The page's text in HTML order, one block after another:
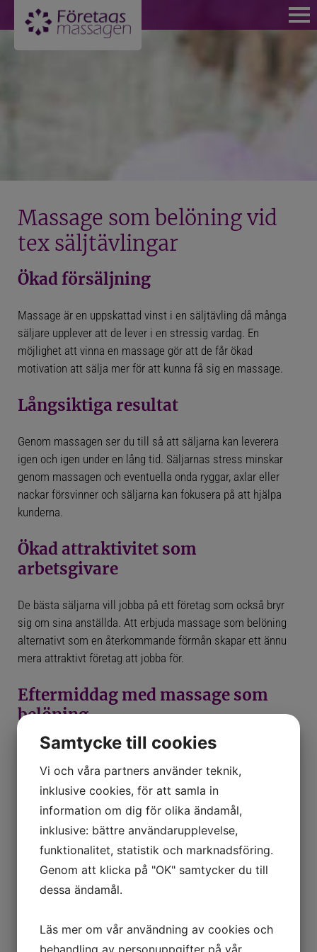
VÄLKOMMEN
MASSAGE FÖR PRIVATPERSONER
BOKA MASSAGE PÅ KUNGSHOLMEN
BOKA MASSAGE SOM MEDLEM
ANVÄND FRISKVÅRDSBIDRAGET
LASERBEHANDLING MOT SMÄRTA
FÖRETAGSMASSAGE
HUR SAMARBETA MED OSS?
MASSAGER VI ERBJUDER
MASSAGE SOM BELÖNING
ENGLISH SUMMARY
ABOUT FÖRETAGSMASSAGEN
BOOK A MASSAGE IN STOCKHOLM
BECOME A MEMBER AND GET MEMBER PRICES
OM OSS
NYHETER
ÖVNINGAR FÖR AXLARNA
ÖVNINGAR FÖR BRÖSTMUSKLERNA
Massage som belöning vid
tex säljtävlingar
Ökad försäljning
Massage är en uppskattad vinst i en säljtävling då många
säljare upplever att de lever i en stressig vardag. En
möjlighet att vinna en massage gör att de får ökad
motivation att sälja mer för att kunna få sig en massage.
Långsiktiga resultat
Genom massagen ser du till så att säljarna kan leverera
igen och igen under en lång tid. Säljarnas stress minskar
genom massagen och eventuella onda ryggar, axlar eller
nackar försvinner och säljarna kan fokusera på att hjälpa
kunderna.
Ökad attraktivitet som
arbetsgivare
De bästa säljarna vill jobba på ett företag som också bryr
sig om sina anställda. Att erbjuda massage som belöning
alternativt som en återkommande förmån skapar ett ännu
mera attraktivt företag att jobba för.
Eftermiddag med massage som
belöning
Massören är på plats under en eftermiddag 13:00-18:00 och
ger massage till era vinnare.
Förslag till olika vinstupplägg
Tiden då massören är på plats kan delas upp utifrån era
önskemål med minimum 5 minuters paus mellan
massagerna. Nedan finner ni några förslag till upplägg.
Samtycke till cookies
Vi och våra partners använder teknik,
inklusive cookies, för att samla in
information om dig för olika ändamål,
inklusive: bättre användarupplevelse,
funktionalitet, statistik och marknadsföring.
Genom att klicka på "OK" samtycker du till
dessa ändamål.
Läs mer om vår användning av cookies och
behandling av personuppgifter på vår